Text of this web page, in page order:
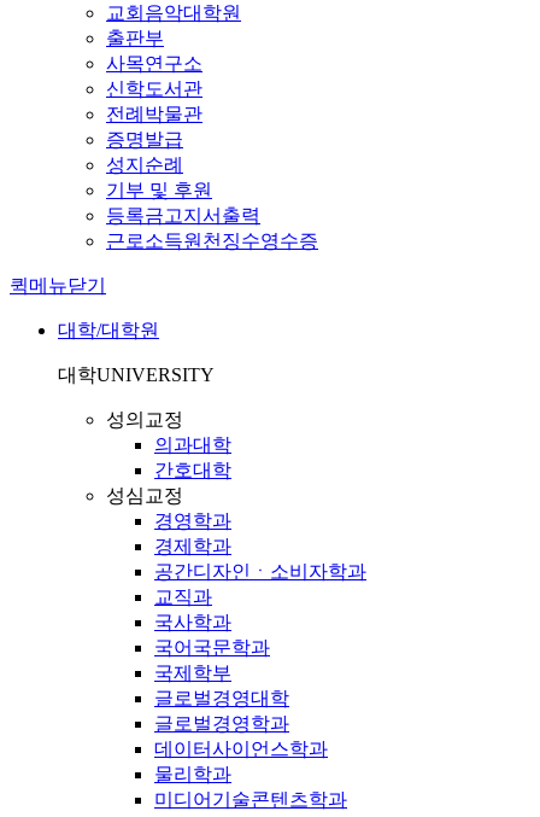
교회음악대학원
출판부
사목연구소
신학도서관
전례박물관
증명발급
성지순례
기부 및 후원
등록금고지서출력
근로소득원천징수영수증
퀵메뉴닫기
대학/대학원
대학UNIVERSITY
성의교정
의과대학
간호대학
성심교정
경영학과
경제학과
공간디자인ㆍ소비자학과
교직과
국사학과
국어국문학과
국제학부
글로벌경영대학
글로벌경영학과
데이터사이언스학과
물리학과
미디어기술콘텐츠학과